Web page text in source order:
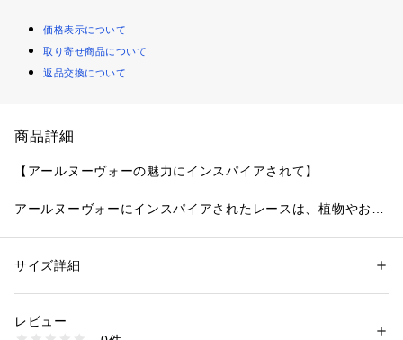
価格表示について
取り寄せ商品について
返品交換について
商品詳細
【アールヌーヴォーの魅力にインスパイアされて】
アールヌーヴォーにインスパイアされたレースは、植物やお花
全体には輝くラメ糸をたっぷりと刺しゅうし、華やかなインパ
あしらいました。
性別：レディース
素材：ナイロン・ポリエステル・ポリウレタン
商品番号：
サイズ詳細
レビュー